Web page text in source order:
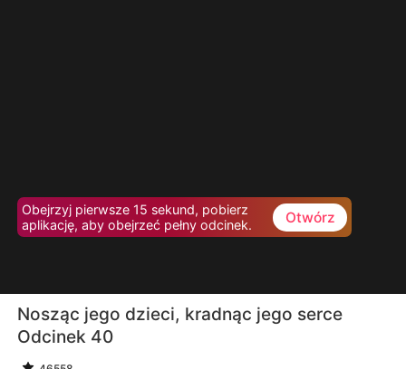
Obejrzyj pierwsze 15 sekund, pobierz
aplikację, aby obejrzeć pełny odcinek.
Otwórz
Nosząc jego dzieci, kradnąc jego serce
Odcinek 40